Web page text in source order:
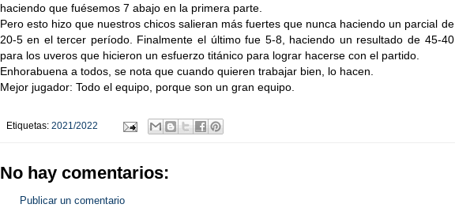
haciendo que fuésemos 7 abajo en la primera parte.
Pero esto hizo que nuestros chicos salieran más fuertes que nunca haciendo un parcial de
20-5 en el tercer período. Finalmente el último fue 5-8, haciendo un resultado de 45-40
para los uveros que hicieron un esfuerzo titánico para lograr hacerse con el partido.
Enhorabuena a todos, se nota que cuando quieren trabajar bien, lo hacen.
Mejor jugador: Todo el equipo, porque son un gran equipo.
Etiquetas: 2021/2022
No hay comentarios:
Publicar un comentario